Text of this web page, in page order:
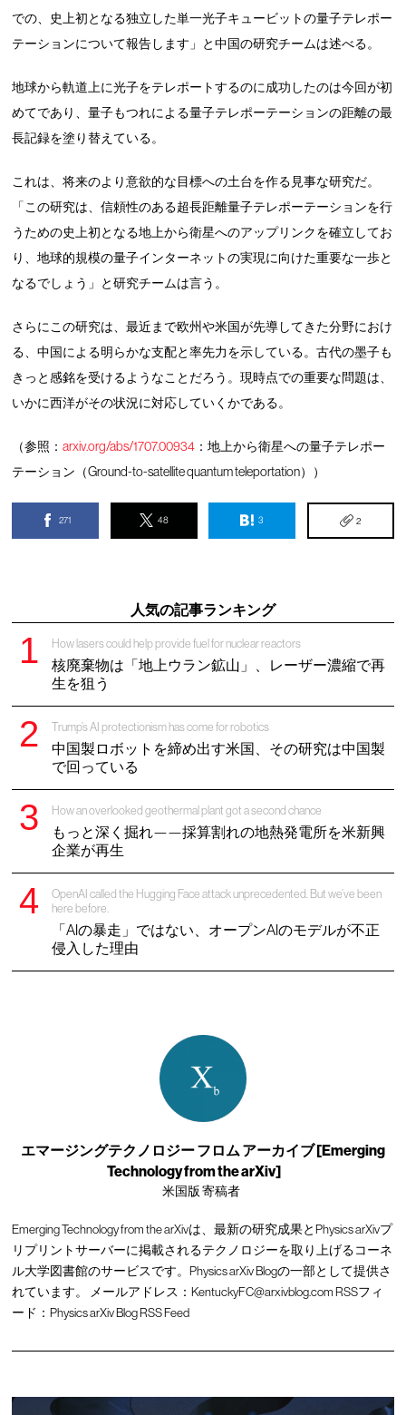
での、史上初となる独立した単一光子キュービットの量子テレポー
テーションについて報告します」と中国の研究チームは述べる。
地球から軌道上に光子をテレポートするのに成功したのは今回が初
めてであり、量子もつれによる量子テレポーテーションの距離の最
長記録を塗り替えている。
これは、将来のより意欲的な目標への土台を作る見事な研究だ。
「この研究は、信頼性のある超長距離量子テレポーテーションを行
うための史上初となる地上から衛星へのアップリンクを確立してお
り、地球的規模の量子インターネットの実現に向けた重要な一歩と
なるでしょう」と研究チームは言う。
さらにこの研究は、最近まで欧州や米国が先導してきた分野におけ
る、中国による明らかな支配と率先力を示している。古代の墨子も
きっと感銘を受けるようなことだろう。現時点での重要な問題は、
いかに西洋がその状況に対応していくかである。
（参照：arxiv.org/abs/1707.00934 ：地上から衛星への量子テレポー
テーション（Ground-to-satellite quantum teleportation））
271 48 3 2
人気の記事ランキング
How lasers could help provide fuel for nuclear reactors
核廃棄物は「地上ウラン鉱山」、レーザー濃縮で再
生を狙う
Trump’s AI protectionism has come for robotics
中国製ロボットを締め出す米国、その研究は中国製
で回っている
How an overlooked geothermal plant got a second chance
もっと深く掘れ——採算割れの地熱発電所を米新興
企業が再生
OpenAI called the Hugging Face attack unprecedented. But we’ve been
here before.
「AIの暴走」ではない、オープンAIのモデルが不正
侵入した理由
エマージングテクノロジー フロム アーカイブ [Emerging
Technology from the arXiv]
米国版 寄稿者
Emerging Technology from the arXivは、最新の研究成果とPhysics arXivプ
リプリントサーバーに掲載されるテクノロジーを取り上げるコーネ
ル大学図書館のサービスです。Physics arXiv Blogの一部として提供さ
れています。 メールアドレス： KentuckyFC@arxivblog.com RSSフィ
ード： Physics arXiv Blog RSS Feed